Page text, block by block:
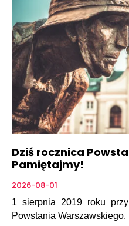
Dziś rocznica
Pamiętajmy!
2026-08-01
1 sierpnia 2019 roku
Powstania Warszawskiego.